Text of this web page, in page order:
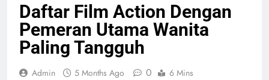
Daftar Film Action Dengan
Pemeran Utama Wanita
Paling Tangguh
Admin 5 Months Ago 0 6 Mins